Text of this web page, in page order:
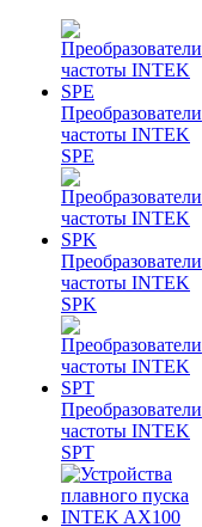
Преобразователи
частоты INTEK
SPE
Преобразователи
частоты INTEK
SPK
Преобразователи
частоты INTEK
SPT